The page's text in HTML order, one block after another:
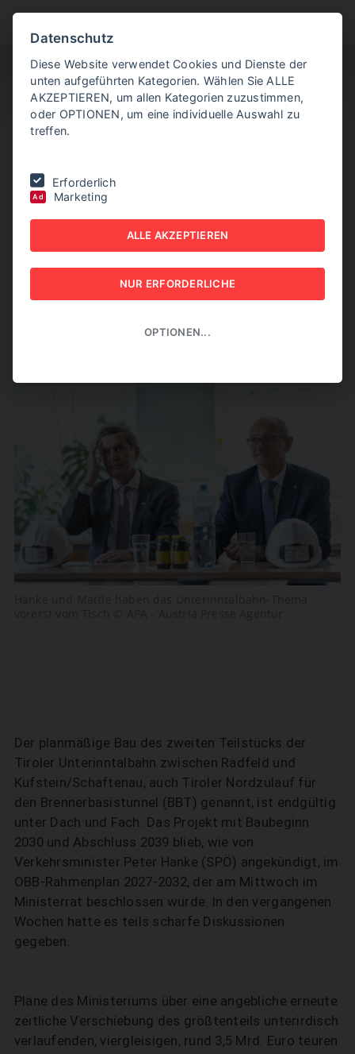
Nordzulauf-Bau endgültig fix
TIROLER BRENNER-
NORDZULAUF-BAU
ENDGÜLTIG FIX
Der planmäßige Bau des zweiten Teilstücks der
Tiroler Unterinntalbahn zwischen Radfeld und
Kufstein/Schaftenau, auch Tiroler Nordzulauf für
den Brennerbasistunnel (BBT) genannt, ist endgültig
unter Dach und Fach. Das Projekt mit Baubeginn
2030 und Abschluss 2039 blieb, wie von
Verkehrsminister Peter Hanke (SPÖ) angekündigt, im
ÖBB-Rahmenplan 2027-2032, der am Mittwoch im
Ministerrat beschlossen wurde. In den vergangenen
Wochen hatte es teils scharfe Diskussionen
gegeben.
Pläne des Ministeriums über eine angebliche erneute
zeitliche Verschiebung des größtenteils unterirdisch
verlaufenden, viergleisigen, rund 3,5 Mrd. Euro teuren
Datenschutz
Diese Website verwendet Cookies und Dienste der
unten aufgeführten Kategorien. Wählen Sie ALLE
AKZEPTIEREN, um allen Kategorien zuzustimmen,
oder OPTIONEN, um eine individuelle Auswahl zu
treffen.
Erforderlich
Ad Marketing
ALLE AKZEPTIEREN
NUR ERFORDERLICHE
OPTIONEN...